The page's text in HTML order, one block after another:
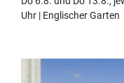
Uhr | Englischer Garten